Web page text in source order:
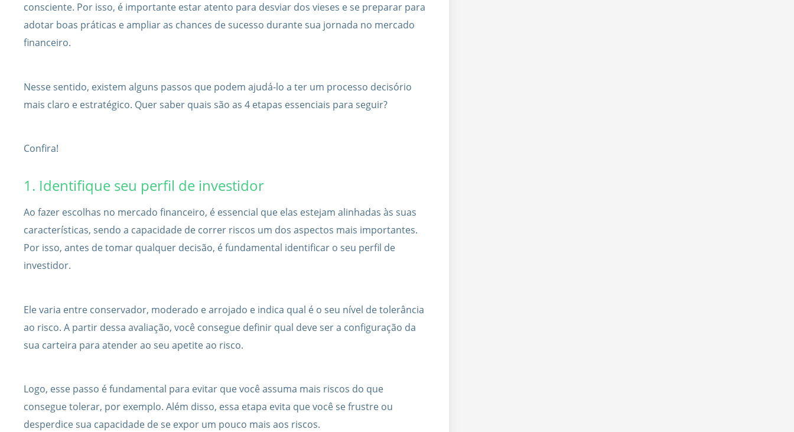
consciente. Por isso, é importante estar atento para desviar dos vieses e se preparar para
adotar boas práticas e ampliar as chances de sucesso durante sua jornada no mercado
financeiro.
Nesse sentido, existem alguns passos que podem ajudá-lo a ter um processo decisório
mais claro e estratégico. Quer saber quais são as 4 etapas essenciais para seguir?
Confira!
1. Identifique seu perfil de investidor
Ao fazer escolhas no mercado financeiro, é essencial que elas estejam alinhadas às suas
características, sendo a capacidade de correr riscos um dos aspectos mais importantes.
Por isso, antes de tomar qualquer decisão, é fundamental identificar o seu perfil de
investidor.
Ele varia entre conservador, moderado e arrojado e indica qual é o seu nível de tolerância
ao risco. A partir dessa avaliação, você consegue definir qual deve ser a configuração da
sua carteira para atender ao seu apetite ao risco.
Logo, esse passo é fundamental para evitar que você assuma mais riscos do que
consegue tolerar, por exemplo. Além disso, essa etapa evita que você se frustre ou
desperdice sua capacidade de se expor um pouco mais aos riscos.